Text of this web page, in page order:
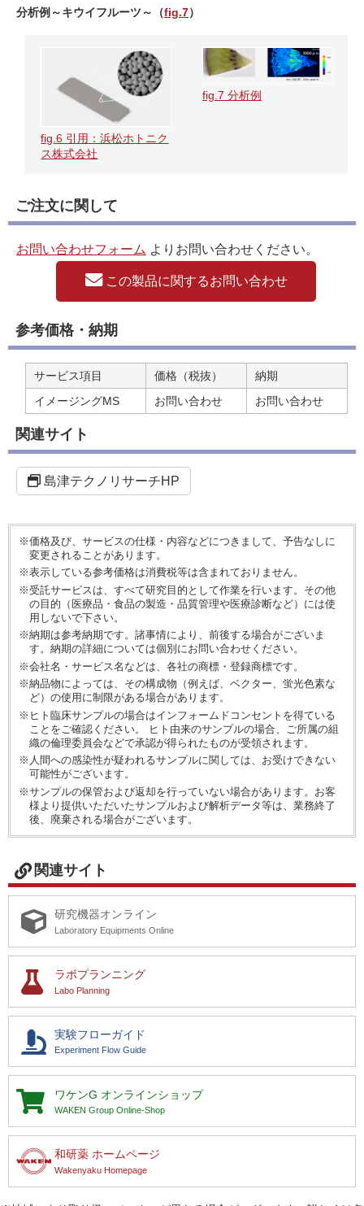
分析例～キウイフルーツ～（fig.7）
fig.6 引用：浜松ホトニク
ス株式会社
fig.7 分析例
ご注文に関して
お問い合わせフォーム よりお問い合わせください。
この製品に関するお問い合わせ
参考価格・納期
サービス項目 価格（税抜）
納期
イメージングMS
お問い合わせ お問い合わせ
関連サイト
島津テクノリサーチHP
※価格及び、サービスの仕様・内容などにつきまして、予告なしに
変更されることがあります。
※表示している参考価格は消費税等は含まれておりません。
※受託サービスは、すべて研究目的として作業を行います。その他
の目的（医療品・食品の製造・品質管理や医療診断など）には使
用しないで下さい。
※納期は参考納期です。諸事情により、前後する場合がございま
す。納期の詳細については個別にお問い合わせください。
※会社名・サービス名などは、各社の商標・登録商標です。
※納品物によっては、その構成物（例えば、ベクター、蛍光色素な
ど）の使用に制限がある場合があります。
※ヒト臨床サンプルの場合はインフォームドコンセントを得ている
ことをご確認ください。 ヒト由来のサンプルの場合、ご所属の組
織の倫理委員会などで承認が得られたものが受領されます。
※人間への感染性が疑われるサンプルに関しては、お受けできない
可能性がございます。
※サンプルの保管および返却を行っていない場合があります。お客
様より提供いただいたサンプルおよび解析データ等は、業務終了
後、廃棄される場合がございます。
関連サイト
研究機器オンライン
Laboratory Equipments Online
ラボプランニング
Labo Planning
実験フローガイド
Experiment Flow Guide
ワケンG オンラインショップ
WAKEN Group Online-Shop
和研薬 ホームページ
Wakenyaku Homepage